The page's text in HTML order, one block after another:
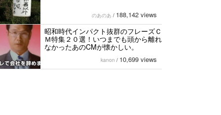
のあのあ / 188,142 views
昭和時代インパクト抜群のフレーズＣ
Ｍ特集２０選！いつまでも頭から離れ
なかったあのCMが懐かしい。
kanon / 10,699 views